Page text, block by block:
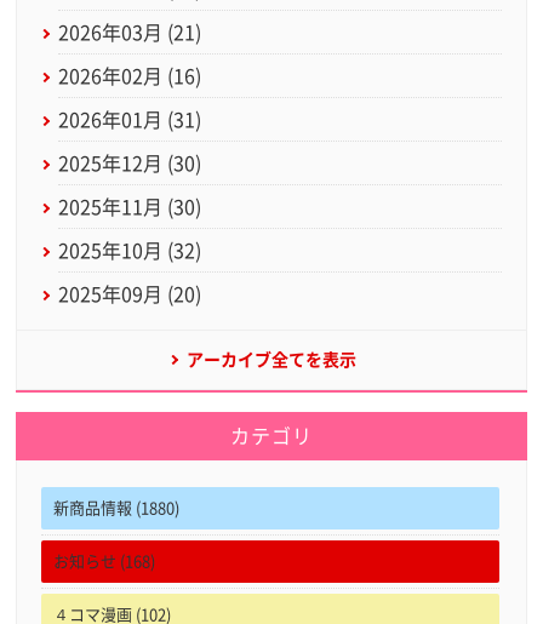
2026年03月 (21)
2026年02月 (16)
2026年01月 (31)
2025年12月 (30)
2025年11月 (30)
2025年10月 (32)
2025年09月 (20)
アーカイブ全てを表示
カテゴリ
新商品情報 (1880)
お知らせ (168)
４コマ漫画 (102)